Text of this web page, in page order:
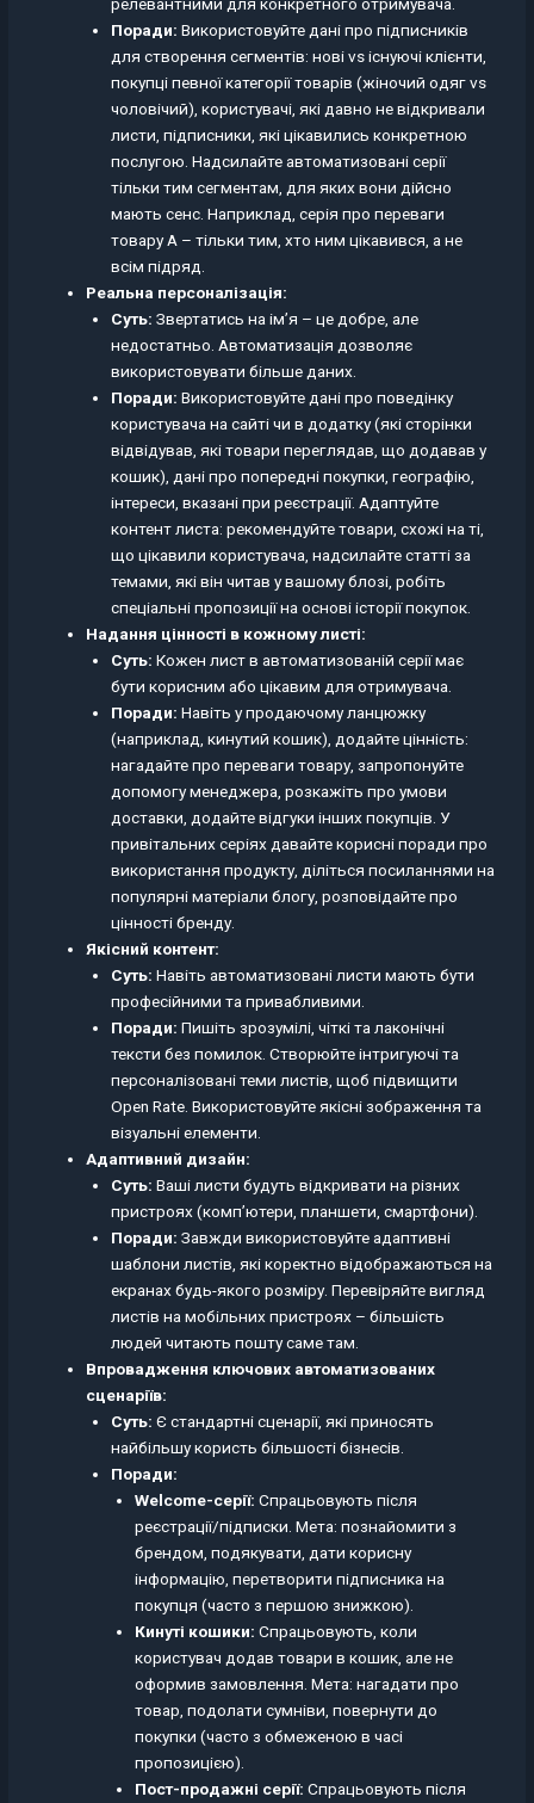
Поради: Використовуйте дані про підписників
для створення сегментів: нові vs існуючі клієнти,
покупці певної категорії товарів (жіночий одяг vs
чоловічий), користувачі, які давно не відкривали
листи, підписники, які цікавились конкретною
послугою. Надсилайте автоматизовані серії
тільки тим сегментам, для яких вони дійсно
мають сенс. Наприклад, серія про переваги
товару А – тільки тим, хто ним цікавився, а не
всім підряд.
Реальна персоналізація:
Суть: Звертатись на ім’я – це добре, але
недостатньо. Автоматизація дозволяє
використовувати більше даних.
Поради: Використовуйте дані про поведінку
користувача на сайті чи в додатку (які сторінки
відвідував, які товари переглядав, що додавав у
кошик), дані про попередні покупки, географію,
інтереси, вказані при реєстрації. Адаптуйте
контент листа: рекомендуйте товари, схожі на ті,
що цікавили користувача, надсилайте статті за
темами, які він читав у вашому блозі, робіть
спеціальні пропозиції на основі історії покупок.
Надання цінності в кожному листі:
Суть: Кожен лист в автоматизованій серії має
бути корисним або цікавим для отримувача.
Поради: Навіть у продаючому ланцюжку
(наприклад, кинутий кошик), додайте цінність:
нагадайте про переваги товару, запропонуйте
допомогу менеджера, розкажіть про умови
доставки, додайте відгуки інших покупців. У
привітальних серіях давайте корисні поради про
використання продукту, діліться посиланнями на
популярні матеріали блогу, розповідайте про
цінності бренду.
Якісний контент:
Суть: Навіть автоматизовані листи мають бути
професійними та привабливими.
Поради: Пишіть зрозумілі, чіткі та лаконічні
тексти без помилок. Створюйте інтригуючі та
персоналізовані теми листів, щоб підвищити
Open Rate. Використовуйте якісні зображення та
візуальні елементи.
Адаптивний дизайн:
Суть: Ваші листи будуть відкривати на різних
пристроях (комп’ютери, планшети, смартфони).
Поради: Завжди використовуйте адаптивні
шаблони листів, які коректно відображаються на
екранах будь-якого розміру. Перевіряйте вигляд
листів на мобільних пристроях – більшість
людей читають пошту саме там.
Впровадження ключових автоматизованих
сценаріїв:
Суть: Є стандартні сценарії, які приносять
найбільшу користь більшості бізнесів.
Поради:
Welcome-серії: Спрацьовують після
реєстрації/підписки. Мета: познайомити з
брендом, подякувати, дати корисну
інформацію, перетворити підписника на
покупця (часто з першою знижкою).
Кинуті кошики: Спрацьовують, коли
користувач додав товари в кошик, але не
оформив замовлення. Мета: нагадати про
товар, подолати сумніви, повернути до
покупки (часто з обмеженою в часі
пропозицією).
Пост-продажні серії: Спрацьовують після